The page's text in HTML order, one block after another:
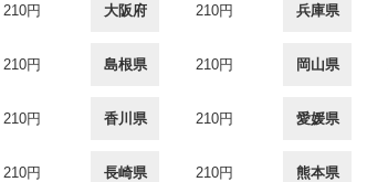
210円 大阪府 210円 兵庫県
210円 島根県 210円 岡山県
210円 香川県 210円 愛媛県
210円 長崎県 210円 熊本県